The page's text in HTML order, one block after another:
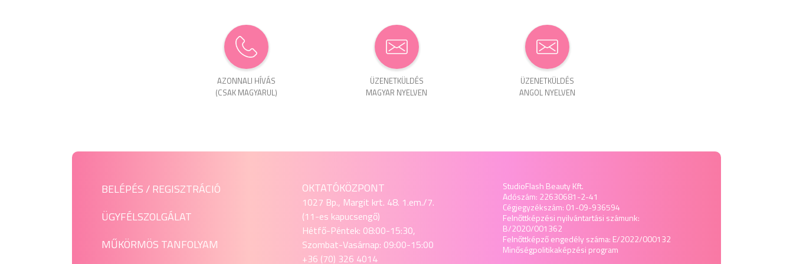
AZONNALI HÍVÁS
(CSAK MAGYARUL)
ÜZENET­KÜLDÉS
MAGYAR NYELVEN
ÜZENET­KÜLDÉS
ANGOL NYELVEN
BELÉPÉS / REGISZTRÁCIÓ
ÜGYFÉLSZOLGÁLAT
MŰKÖRMÖS TANFOLYAM
OKTATÓKÖZPONT
1027 Bp., Margit krt. 48. 1.em./7.
(11-es kapucsengő)
Hétfő-Péntek: 08:00-15:30,
Szombat-Vasárnap: 09:00-15:00
+36 (70) 326 4014
StudioFlash Beauty Kft.
Adószám: 22630681-2-41
Cégjegyzékszám: 01-09-936594
Felnőttképzési nyilvántartási számunk:
B/2020/001362
Felnőttképző engedély száma: E/2022/000132
Minőségpolitikaképzési program